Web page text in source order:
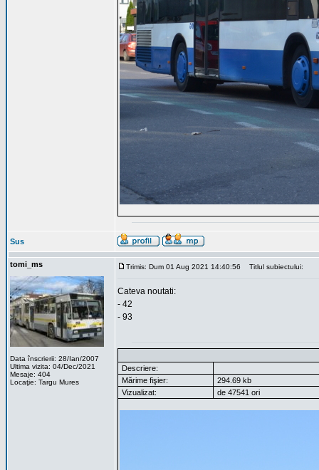
Sus
tomi_ms
Data înscrierii: 28/Ian/2007
Ultima vizita: 04/Dec/2021
Mesaje: 404
Locaţie: Targu Mures
Trimis: Dum 01 Aug 2021 14:40:56 Titlul subiectului:
Cateva noutati:
- 42
- 93
Descriere:
Mărime fişier:
294.69 kb
Vizualizat:
de 47541 ori